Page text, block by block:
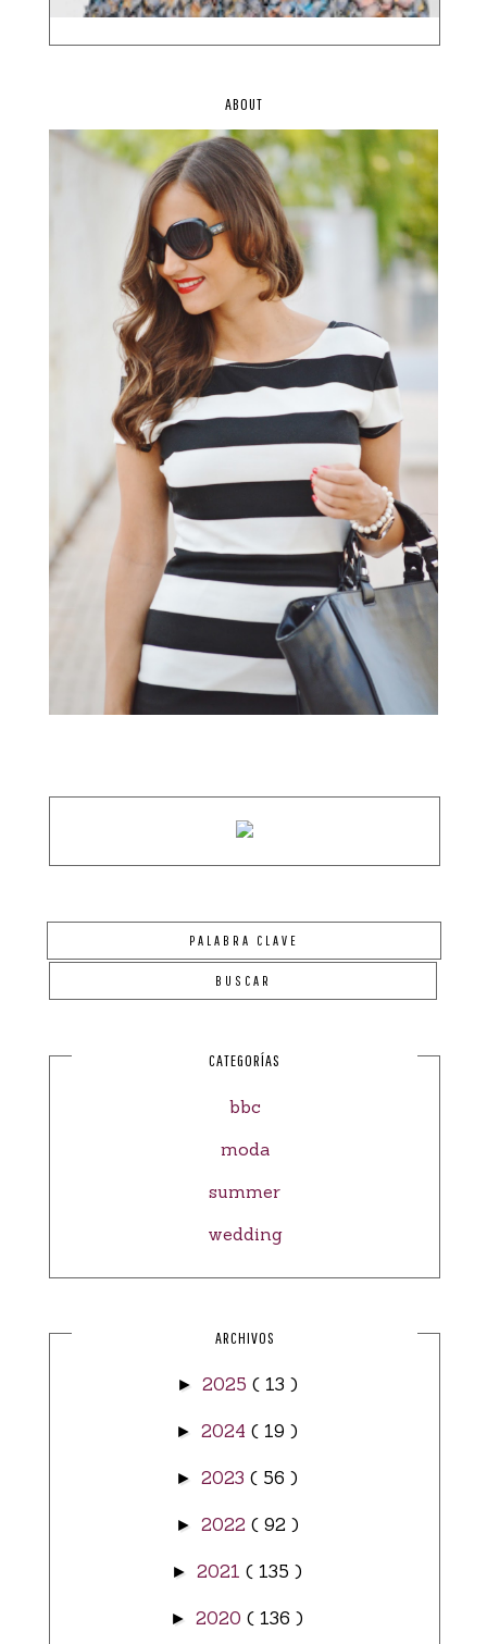
ABOUT
CATEGORÍAS
bbc
moda
summer
wedding
ARCHIVOS
► 2025 ( 13 )
► 2024 ( 19 )
► 2023 ( 56 )
► 2022 ( 92 )
► 2021 ( 135 )
► 2020 ( 136 )